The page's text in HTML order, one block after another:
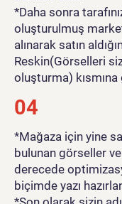
*Daha sonra
oluşturulmuş
alınarak satın
Reskin(Görselleri
oluşturma) kısmına
04
*Mağaza için yine
bulunan görseller
derecede
biçimde yazı